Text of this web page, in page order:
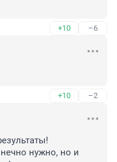
+10 –6
+10 –2
нужно, но и